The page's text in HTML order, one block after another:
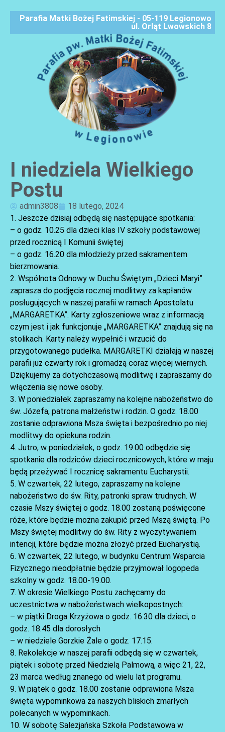
Parafia Matki Bożej Fatimskiej - 05-119 Legionowo
ul. Orląt Lwowskich 8
I niedziela Wielkiego
Postu
admin3808
18 lutego, 2024
1. Jeszcze dzisiaj odbędą się następujące spotkania:
– o godz. 10.25 dla dzieci klas IV szkoły podstawowej
przed rocznicą I Komunii świętej
– o godz. 16.20 dla młodzieży przed sakramentem
bierzmowania.
2. Wspólnota Odnowy w Duchu Świętym „Dzieci Maryi”
zaprasza do podjęcia rocznej modlitwy za kapłanów
posługujących w naszej parafii w ramach Apostolatu
„MARGARETKA”. Karty zgłoszeniowe wraz z informacją
czym jest i jak funkcjonuje „MARGARETKA” znajdują się na
stolikach. Karty należy wypełnić i wrzucić do
przygotowanego pudełka. MARGARETKI działają w naszej
parafii już czwarty rok i gromadzą coraz więcej wiernych.
Dziękujemy za dotychczasową modlitwę i zapraszamy do
włączenia się nowe osoby.
3. W poniedziałek zapraszamy na kolejne nabożeństwo do
św. Józefa, patrona małżeństw i rodzin. O godz. 18.00
zostanie odprawiona Msza święta i bezpośrednio po niej
modlitwy do opiekuna rodzin.
4. Jutro, w poniedziałek, o godz. 19.00 odbędzie się
spotkanie dla rodziców dzieci rocznicowych, które w maju
będą przeżywać I rocznicę sakramentu Eucharystii.
5. W czwartek, 22 lutego, zapraszamy na kolejne
nabożeństwo do św. Rity, patronki spraw trudnych. W
czasie Mszy świętej o godz. 18.00 zostaną poświęcone
róże, które będzie można zakupić przed Mszą świętą. Po
Mszy świętej modlitwy do św. Rity z wyczytywaniem
intencji, które będzie można złożyć przed Eucharystią.
6. W czwartek, 22 lutego, w budynku Centrum Wsparcia
Fizycznego nieodpłatnie będzie przyjmował logopeda
szkolny w godz. 18.00-19.00.
7. W okresie Wielkiego Postu zachęcamy do
uczestnictwa w nabożeństwach wielkopostnych:
– w piątki Droga Krzyżowa o godz. 16.30 dla dzieci, o
godz. 18.45 dla dorosłych
– w niedziele Gorzkie Żale o godz. 17.15.
8. Rekolekcje w naszej parafii odbędą się w czwartek,
piątek i sobotę przed Niedzielą Palmową, a więc 21, 22,
23 marca według znanego od wielu lat programu.
9. W piątek o godz. 18.00 zostanie odprawiona Msza
święta wypominkowa za naszych bliskich zmarłych
polecanych w wypominkach.
10. W sobotę Salezjańska Szkoła Podstawowa w
AKTUALNOŚCI
AKTUALNOŚCI
AKTUALNOŚCI
AKTUALNOŚCI